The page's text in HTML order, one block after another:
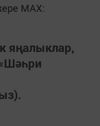
MАХ:
яңалыклар,